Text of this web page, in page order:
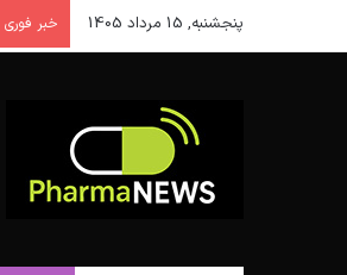
پنجشنبه, 15 مرداد 1405 خبر فوری